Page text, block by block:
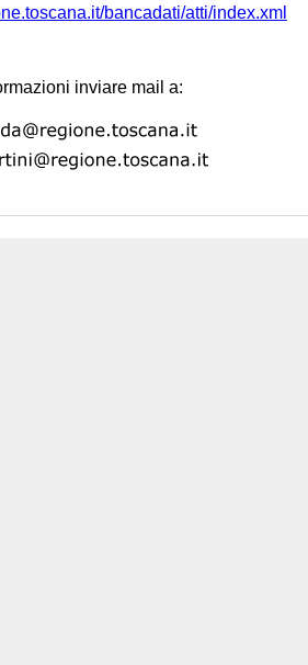
bancadati/atti/index.xml
inviare mail a: